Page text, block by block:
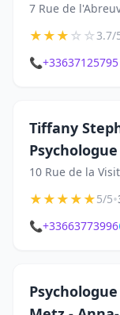
7 Rue de
★★★☆☆3.7/
📞+33637125795
Tiffany
Psychologue
10 Rue de la
★★★★★5/5•
📞+33663773996